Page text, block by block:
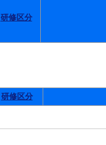
研修区分
研修区分